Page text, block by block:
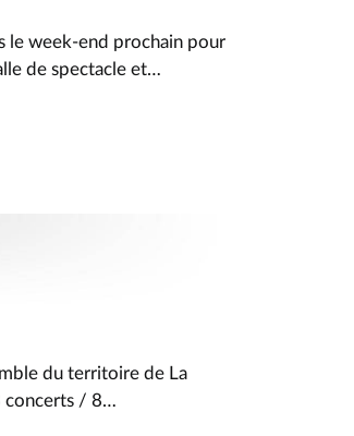
le week-end prochain pour
de spectacle et…
du territoire de La
concerts / 8…